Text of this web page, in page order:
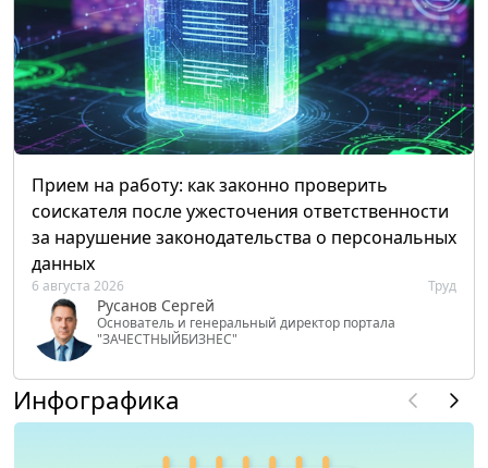
Прием на работу: как законно проверить
соискателя после ужесточения ответственности
за нарушение законодательства о персональных
данных
6 августа 2026 Труд
Русанов Сергей
Основатель и генеральный директор портала
"ЗАЧЕСТНЫЙБИЗНЕС"
Инфографика